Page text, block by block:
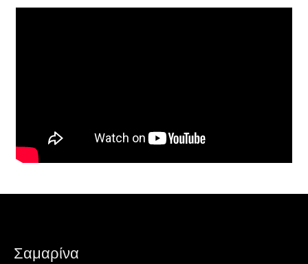
Σαμαρίνα